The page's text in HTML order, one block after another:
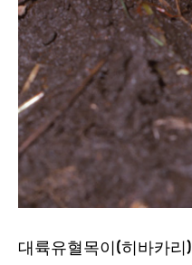
대륙유혈목이(히바카리)